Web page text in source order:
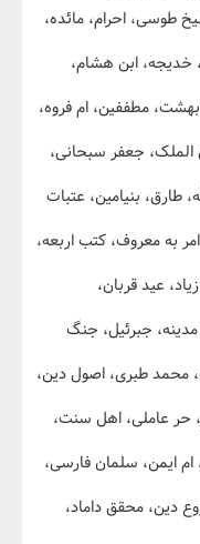
طوسی، احرام، مائده،
خدیجه، ابن هشام،
مطففین، ام فروه،
الملک، جعفر سبحانی،
طارق، بنیامین، عتبات
به معروف، کتب اربعه،
عید قربان،
جبرئیل، جنگ
محمد طبری، اصول دین،
حر عاملی، اهل سنت،
ام ایمن، سلمان فارسی،
دین، محقق داماد،